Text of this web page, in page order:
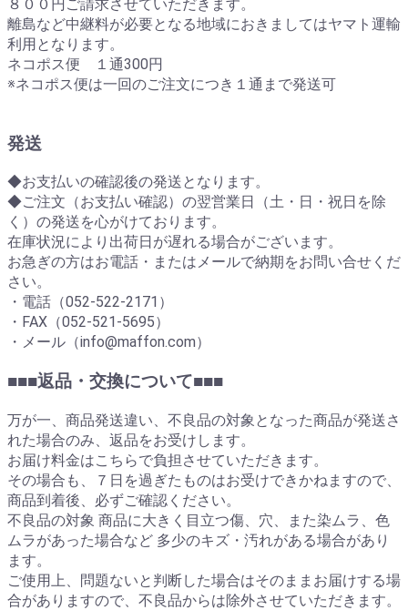
８００円ご請求させていただきます。
離島など中継料が必要となる地域におきましてはヤマト運輸
利用となります。
ネコポス便 １通300円
※ネコポス便は一回のご注文につき１通まで発送可
発送
◆お支払いの確認後の発送となります。
◆ご注文（お支払い確認）の翌営業日（土・日・祝日を除
く）の発送を心がけております。
在庫状況により出荷日が遅れる場合がございます。
お急ぎの方はお電話・またはメールで納期をお問い合せくだ
さい。
・電話（052-522-2171）
・FAX（052-521-5695）
・メール（info@maffon.com）
■■■返品・交換について■■■
万が一、商品発送違い、不良品の対象となった商品が発送さ
れた場合のみ、返品をお受けします。
お届け料金はこちらで負担させていただきます。
その場合も、７日を過ぎたものはお受けできかねますので、
商品到着後、必ずご確認ください。
不良品の対象 商品に大きく目立つ傷、穴、また染ムラ、色
ムラがあった場合など 多少のキズ・汚れがある場合があり
ます。
ご使用上、問題ないと判断した場合はそのままお届けする場
合がありますので、不良品からは除外させていただきます。